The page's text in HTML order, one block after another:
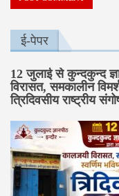
ई-पेपर
12 जुलाई से कुन्दकुन्द
विरासत, समकालीन
त्रिदिवसीय राष्ट्रीय